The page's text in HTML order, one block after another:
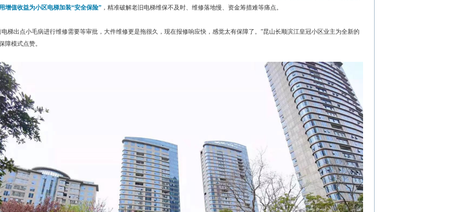
增值收益为小区电梯加装“安全保险” ，精准破解老旧电梯维保不及时、维修落地慢、资金筹措难等痛点。
电梯出点小毛病进行维修需要等审批，大件维修更是拖很久，现在报修响应快，感觉太有保障了。”昆山长顺滨江皇冠小区业主为全新的
障模式点赞。